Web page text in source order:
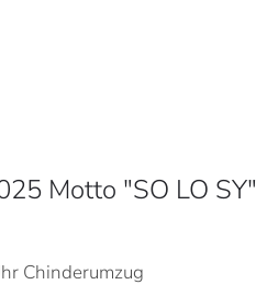
Motto "SO LO SY"
Chinderumzug